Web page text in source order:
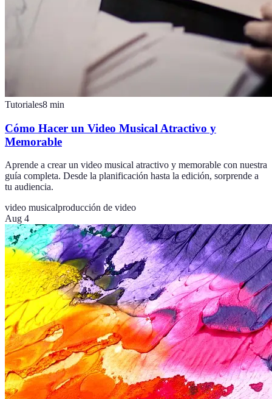
Tutoriales8 min
Cómo Hacer un Video Musical Atractivo y
Memorable
Aprende a crear un video musical atractivo y memorable con nuestra
guía completa. Desde la planificación hasta la edición, sorprende a
tu audiencia.
video musicalproducción de video
Aug 4